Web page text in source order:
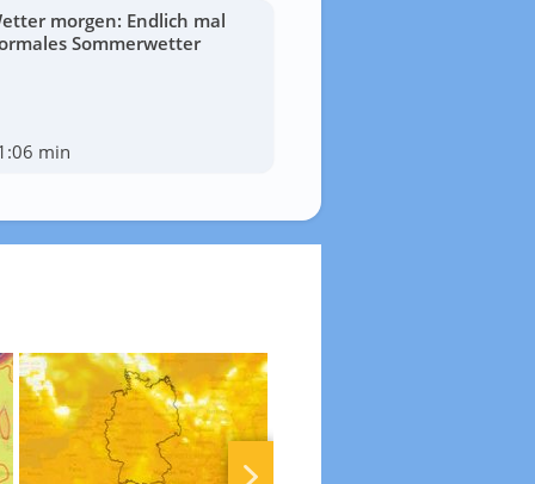
morgen: Endlich mal
Sommerwetter
min